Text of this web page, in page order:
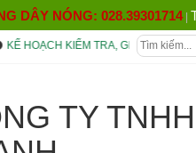
DÂY NÓNG: 028.39301714|
HOẠCH KIỂM TRA, GIÁM SÁT AN
TY